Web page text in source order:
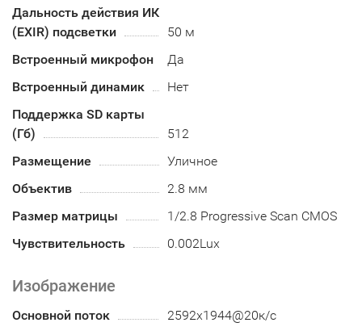
Дальность действия ИК
(EXIR) подсветки
50 м
Встроенный микрофон
Да
Встроенный динамик
Нет
Поддержка SD карты
(Гб)
512
Размещение
Уличное
Объектив
2.8 мм
Размер матрицы
1/2.8 Progressive Scan CMOS
Чувствительность
0.002Lux
Изображение
Основной поток 2592x1944@20к/с